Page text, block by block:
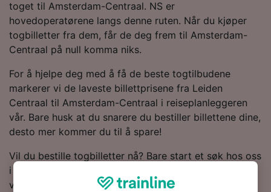
toget til Amsterdam-Centraal. NS er
hovedoperatørene langs denne ruten. Når du kjøper
togbilletter fra dem, får de deg frem til Amsterdam-
Centraal på null komma niks.
For å hjelpe deg med å få de beste togtilbudene
markerer vi de laveste billettprisene fra Leiden
Centraal til Amsterdam-Centraal i reiseplanleggeren
vår. Bare husk at du snarere du bestiller billettene dine,
desto mer kommer du til å spare!
Vil du bestille togbilletter nå? Bare start et søk hos oss
i dag. Hvis du vil vite mer om reisen, kan du lese
videre for å se rutetabellene (inkludert dagens første